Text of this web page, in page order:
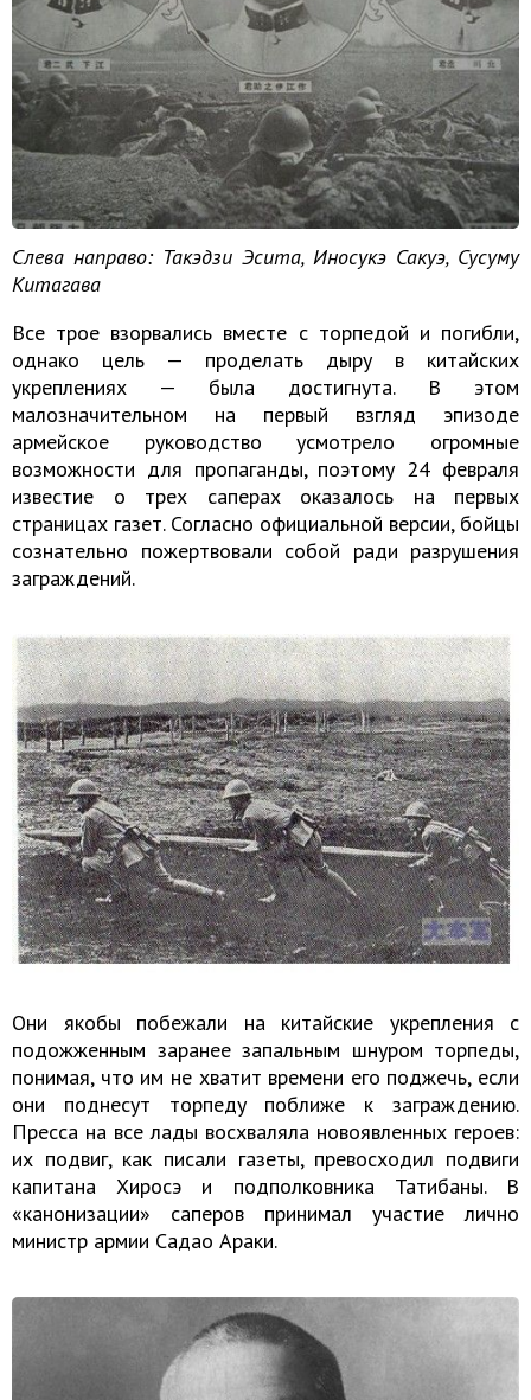
Слева направо: Такэдзи Эсита, Иносукэ Сакуэ, Сусуму
Китагава
Все трое взорвались вместе с торпедой и погибли,
однако цель — проделать дыру в китайских
укреплениях — была достигнута. В этом
малозначительном на первый взгляд эпизоде
армейское руководство усмотрело огромные
возможности для пропаганды, поэтому 24 февраля
известие о трех саперах оказалось на первых
страницах газет. Согласно официальной версии, бойцы
сознательно пожертвовали собой ради разрушения
заграждений.
Они якобы побежали на китайские укрепления с
подожженным заранее запальным шнуром торпеды,
понимая, что им не хватит времени его поджечь, если
они поднесут торпеду поближе к заграждению.
Пресса на все лады восхваляла новоявленных героев:
их подвиг, как писали газеты, превосходил подвиги
капитана Хиросэ и подполковника Татибаны. В
«канонизации» саперов принимал участие лично
министр армии Садао Араки.